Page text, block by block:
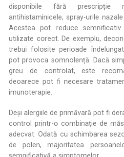
disponibile fără
antihistaminicele, spray-urile
Acestea pot reduce
utilizate corect. De exemplu,
trebui folosite perioade
pot provoca somnolență. Dacă
greu de controlat, este
deoarece pot fi necesare
imunoterapie.
Deși alergiile de primăvară pot fi
control printr-o combinație de
adecvat. Odată cu schimbarea
de polen, majoritatea
semnificativă a simptomelor.